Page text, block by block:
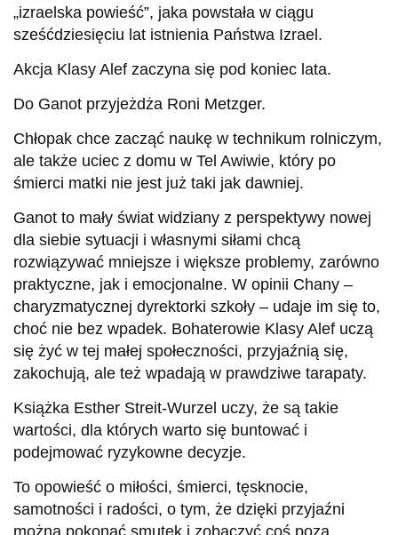
„izraelska powieść”, jaka powstała w ciągu
sześćdziesięciu lat istnienia Państwa Izrael.
Akcja Klasy Alef zaczyna się pod koniec lata.
Do Ganot przyjeżdża Roni Metzger.
Chłopak chce zacząć naukę w technikum rolniczym,
ale także uciec z domu w Tel Awiwie, który po
śmierci matki nie jest już taki jak dawniej.
Ganot to mały świat widziany z perspektywy nowej
dla siebie sytuacji i własnymi siłami chcą
rozwiązywać mniejsze i większe problemy, zarówno
praktyczne, jak i emocjonalne. W opinii Chany –
charyzmatycznej dyrektorki szkoły – udaje im się to,
choć nie bez wpadek. Bohaterowie Klasy Alef uczą
się żyć w tej małej społeczności, przyjaźnią się,
zakochują, ale też wpadają w prawdziwe tarapaty.
Książka Esther Streit-Wurzel uczy, że są takie
wartości, dla których warto się buntować i
podejmować ryzykowne decyzje.
To opowieść o miłości, śmierci, tęsknocie,
samotności i radości, o tym, że dzięki przyjaźni
można pokonać smutek i zobaczyć coś poza